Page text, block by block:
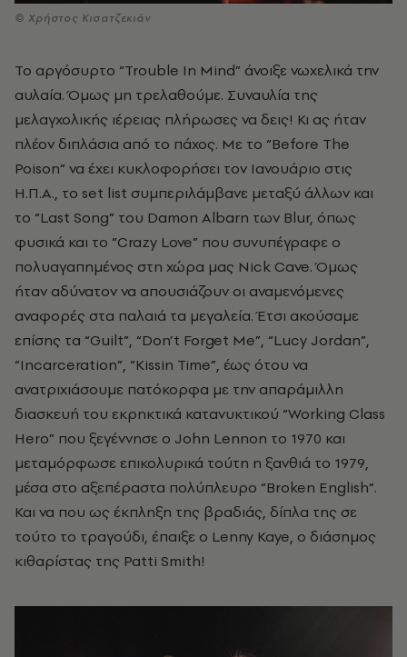
© Χρήστος Κισατζεκιάν
Το αργόσυρτο “Trouble In Mind” άνοιξε νωχελικά την
αυλαία. Όμως μη τρελαθούμε. Συναυλία της
μελαγχολικής ιέρειας πλήρωσες να δεις! Κι ας ήταν
πλέον διπλάσια από το πάχος. Με το “Before The
Poison” να έχει κυκλοφορήσει τον Ιανουάριο στις
Η.Π.Α., το set list συμπεριλάμβανε μεταξύ άλλων και
το “Last Song” του Damon Albarn των Blur, όπως
φυσικά και το “Crazy Love” που συνυπέγραφε ο
πολυαγαπημένος στη χώρα μας Nick Cave. Όμως
ήταν αδύνατον να απουσιάζουν οι αναμενόμενες
αναφορές στα παλαιά τα μεγαλεία. Έτσι ακούσαμε
επίσης τα “Guilt”, “Don’t Forget Me”, “Lucy Jordan”,
“Incarceration”, “Kissin Time”, έως ότου να
ανατριχιάσουμε πατόκορφα με την απαράμιλλη
διασκευή του εκρηκτικά κατανυκτικού “Working Class
Hero” που ξεγέννησε ο John Lennon το 1970 και
μεταμόρφωσε επικολυρικά τούτη η ξανθιά το 1979,
μέσα στο αξεπέραστα πολύπλευρο “Broken English”.
Και να που ως έκπληξη της βραδιάς, δίπλα της σε
τούτο το τραγούδι, έπαιξε ο Lenny Kaye, ο διάσημος
κιθαρίστας της Patti Smith!